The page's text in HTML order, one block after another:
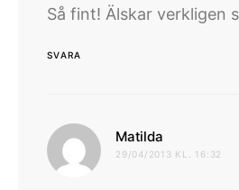
Så fint! Älskar verkligen
SVARA
Matilda
29/04/2013 KL. 16:32